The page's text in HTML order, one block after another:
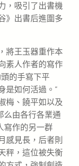
，吸引了出書機
》出書后進圍多
將王玉器重作本
素人作者的寫作
的手寫下平
是如何活過。”
梅、饒平如以及
么由各行各業通
寫作的另一群
感見長，后者則
秤，這位被失衡